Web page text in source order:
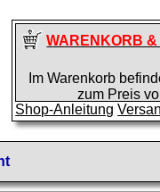
WARENKORB
Im Warenkorb
zum Preis
Shop-Anleitung